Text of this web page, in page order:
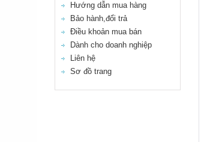
Hướng dẫn mua hàng
Bảo hành,đổi trả
Điều khoản mua bán
Dành cho doanh nghiệp
Liên hệ
Sơ đồ trang